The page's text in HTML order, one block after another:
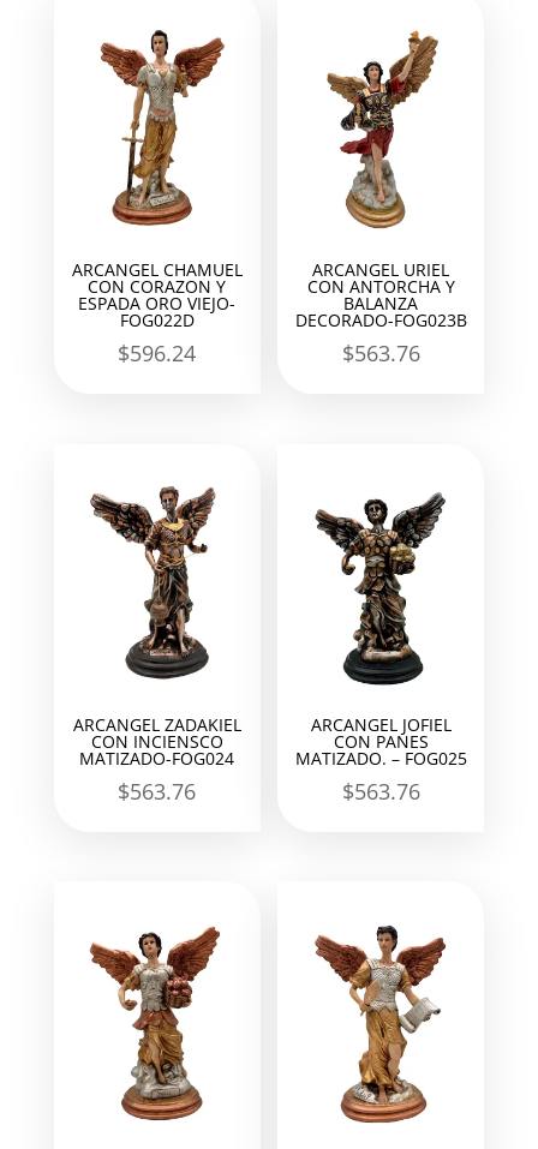
ARCANGEL CHAMUEL
CON CORAZON Y
ESPADA ORO VIEJO-
FOG022D
$596.24
ARCANGEL URIEL
CON ANTORCHA Y
BALANZA
DECORADO-FOG023B
$563.76
ARCANGEL ZADAKIEL
CON INCIENSCO
MATIZADO-FOG024
$563.76
ARCANGEL JOFIEL
CON PANES
MATIZADO. – FOG025
$563.76